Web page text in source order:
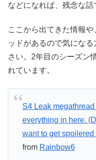
などになれば、残念な話
ここから出てきた情報
ッドがあるので気にな
さい。2年目のシーズン
れています。
S4 Leak
everything in here.
want to get spoilered
from Rainbow6